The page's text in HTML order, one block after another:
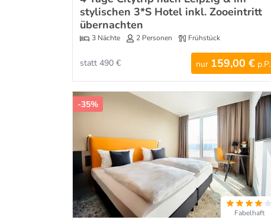
stylischen 3*S Hotel inkl. Zooeintritt
übernachten
3 Nächte 2 Personen Frühstück
nur 159,00 € p.P.
statt 490 €
-35%
Fabelhaft